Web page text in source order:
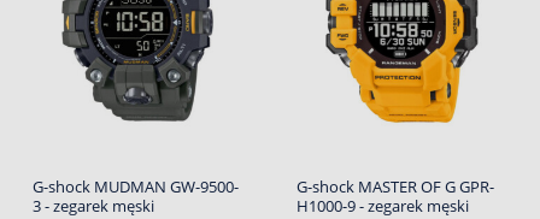
G-shock MUDMAN GW-9500-
3 - zegarek męski
G-shock MASTER OF G GPR-
H1000-9 - zegarek męski